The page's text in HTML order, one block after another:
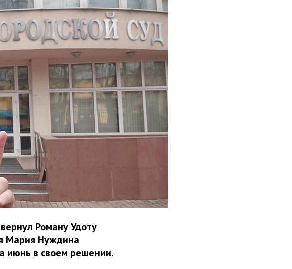
Роману Удоту
Мария Нуждина
июнь в своем решении.